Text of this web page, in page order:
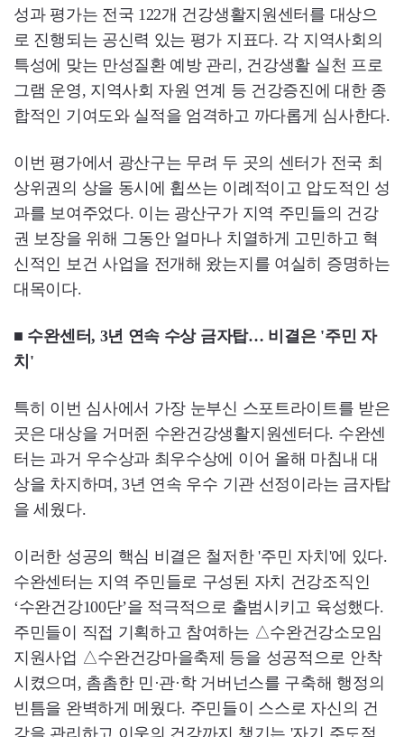
성과 평가는 전국 122개 건강생활지원센터를 대상으
로 진행되는 공신력 있는 평가 지표다. 각 지역사회의
특성에 맞는 만성질환 예방 관리, 건강생활 실천 프로
그램 운영, 지역사회 자원 연계 등 건강증진에 대한 종
합적인 기여도와 실적을 엄격하고 까다롭게 심사한다.
이번 평가에서 광산구는 무려 두 곳의 센터가 전국 최
상위권의 상을 동시에 휩쓰는 이례적이고 압도적인 성
과를 보여주었다. 이는 광산구가 지역 주민들의 건강
권 보장을 위해 그동안 얼마나 치열하게 고민하고 혁
신적인 보건 사업을 전개해 왔는지를 여실히 증명하는
대목이다.
■ 수완센터, 3년 연속 수상 금자탑… 비결은 '주민 자
치'
특히 이번 심사에서 가장 눈부신 스포트라이트를 받은
곳은 대상을 거머쥔 수완건강생활지원센터다. 수완센
터는 과거 우수상과 최우수상에 이어 올해 마침내 대
상을 차지하며, 3년 연속 우수 기관 선정이라는 금자탑
을 세웠다.
이러한 성공의 핵심 비결은 철저한 '주민 자치'에 있다.
수완센터는 지역 주민들로 구성된 자치 건강조직인
‘수완건강100단’을 적극적으로 출범시키고 육성했다.
주민들이 직접 기획하고 참여하는 △수완건강소모임
지원사업 △수완건강마을축제 등을 성공적으로 안착
시켰으며, 촘촘한 민·관·학 거버넌스를 구축해 행정의
빈틈을 완벽하게 메웠다. 주민들이 스스로 자신의 건